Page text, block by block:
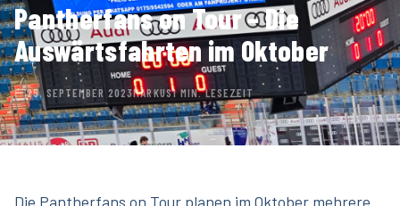
Pantherfans on Tour – Die
Auswärtsfahrten im Oktober
25. SEPTEMBER 2023MARKUS1 MIN. LESEZEIT
Die Pantherfans on Tour planen im Oktober mehrere